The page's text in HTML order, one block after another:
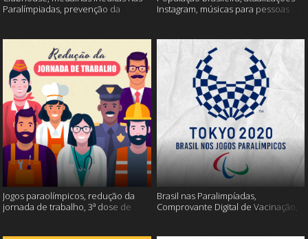
Paralímpiadas, prevenção da
Instagram, músicas para pessoas
Jogos paraolímpicos, redução da
jornada de trabalho, 3ª dose de
Brasil nas Paralimpíadas,
Comprovante Digital de Vacinação,